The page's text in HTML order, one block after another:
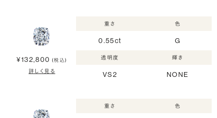
¥132,800 (税込)
詳しく見る
重さ
0.55ct
色
G
透明度
VS2
輝き
NONE
重さ 色